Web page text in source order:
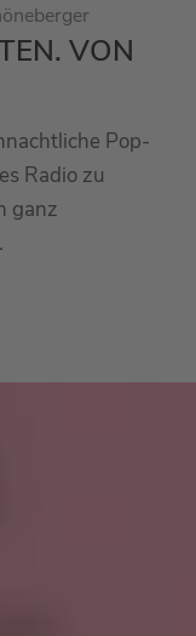
VON
Pop-
Radio zu
ganz